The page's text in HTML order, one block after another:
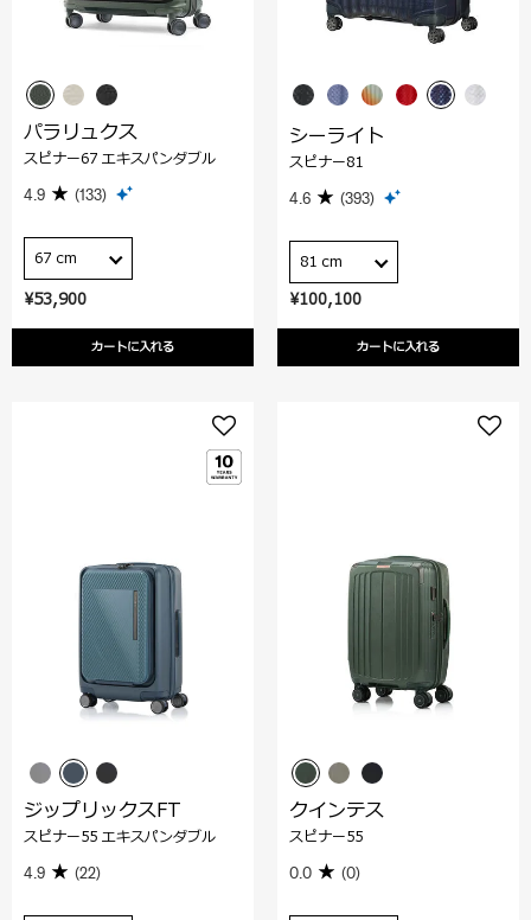
¥53,900
カートに入れる
パラリュクス
スピナー67 エキスパンダブル
4.9 (133)
67 cm
¥100,100
カートに入れる
シーライト
スピナー81
4.6 (393)
81 cm
ジップリックスFT
スピナー55 エキスパンダブル
4.9 (22)
クインテス
スピナー55
0.0 (0)